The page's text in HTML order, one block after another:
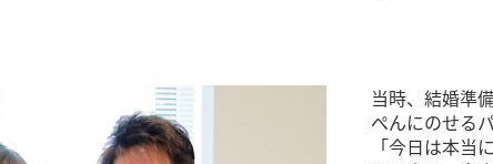
当時、結婚準
ぺんにのせる
「今日は本当